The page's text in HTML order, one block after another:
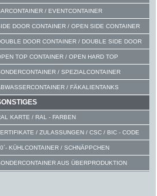
/ EVENTCONTAINER
DOOR CONTAINER / OPEN SIDE CONTAINER
DOOR CONTAINER / DOUBLE SIDE DOOR
TOP CONTAINER / OPEN HARD TOP
/ SPEZIALCONTAINER
/ FÄKALIENTANKS
KARTE / RAL - FARBEN
/ ZULASSUNGEN / CSC / BIC - CODE
KÜHLCONTAINER / SCHNÄPPCHEN
AUS ÜBERPRODUKTION